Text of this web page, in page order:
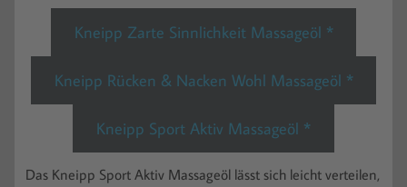
Kneipp Zarte Sinnlichkeit Massageöl *
Kneipp Rücken & Nacken Wohl Massageöl *
Kneipp Sport Aktiv Massageöl *
Das Kneipp Sport Aktiv Massageöl lässt sich leicht verteilen,